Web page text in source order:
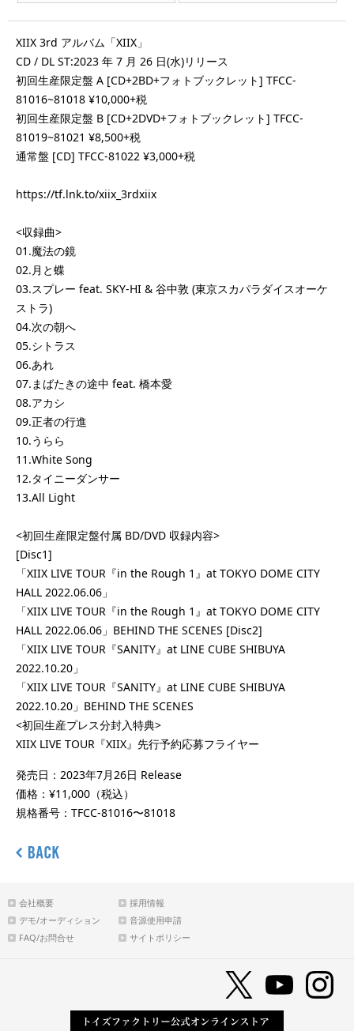
XIIX 3rd アルバム「XIIX」
CD / DL ST:2023 年 7 月 26 日(水)リリース
初回生産限定盤 A [CD+2BD+フォトブックレット] TFCC-
81016~81018 ¥10,000+税
初回生産限定盤 B [CD+2DVD+フォトブックレット] TFCC-
81019~81021 ¥8,500+税
通常盤 [CD] TFCC-81022 ¥3,000+税
https://tf.lnk.to/xiix_3rdxiix
<収録曲>
01.魔法の鏡
02.月と蝶
03.スプレー feat. SKY-HI & 谷中敦 (東京スカパラダイスオーケ
ストラ)
04.次の朝へ
05.シトラス
06.あれ
07.まばたきの途中 feat. 橋本愛
08.アカシ
09.正者の行進
10.うらら
11.White Song
12.タイニーダンサー
13.All Light
<初回生産限定盤付属 BD/DVD 収録内容>
[Disc1]
「XIIX LIVE TOUR『in the Rough 1』at TOKYO DOME CITY
HALL 2022.06.06」
「XIIX LIVE TOUR『in the Rough 1』at TOKYO DOME CITY
HALL 2022.06.06」BEHIND THE SCENES [Disc2]
「XIIX LIVE TOUR『SANITY』at LINE CUBE SHIBUYA
2022.10.20」
「XIIX LIVE TOUR『SANITY』at LINE CUBE SHIBUYA
2022.10.20」BEHIND THE SCENES
<初回生産プレス分封入特典>
XIIX LIVE TOUR『XIIX』先行予約応募フライヤー
発売日：2023年7月26日 Release
価格：¥11,000（税込）
規格番号：TFCC-81016〜81018
会社概要
採用情報
デモ/オーディション
音源使用申請
FAQ/お問合せ
サイトポリシー